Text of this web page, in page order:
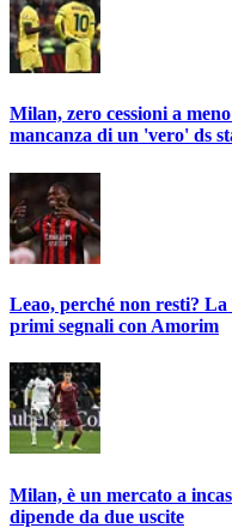
Milan, zero cessioni a
mancanza di un 'vero' ds
Leao, perché non resti?
primi segnali con Amorim
Milan, è un mercato a
dipende da due uscite